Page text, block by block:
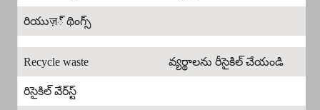
రియుज़్ థింగ్స్
Recycle waste వ్యర్థాలను రీసైకిల్ చేయండి
రిసైకిల్ వేర్‌స్ట్